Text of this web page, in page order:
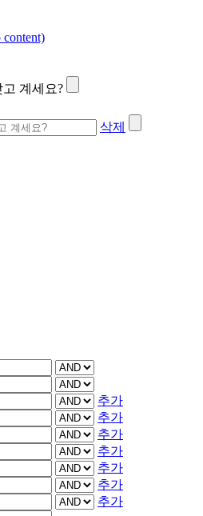
계세요?
삭제
추가
추가
추가
추가
추가
추가
추가